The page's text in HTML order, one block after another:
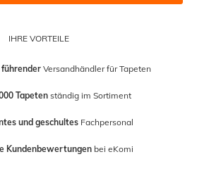
IHRE VORTEILE
Versandhändler für Tapeten
Tapeten ständig im Sortiment
und geschultes Fachpersonal
Kundenbewertungen bei eKomi